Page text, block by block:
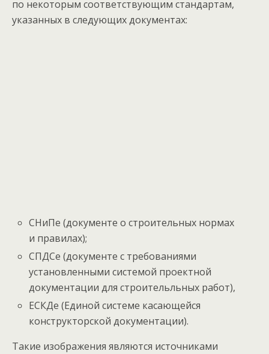
по некоторым соответствующим стандартам,
указанных в следующих документах:
СНиПе (документе о строительных нормах
и правилах);
СПДСе (документе с требованиями
установленными системой проектной
документации для строительльных работ),
ЕСКДе (Единой системе касающейся
конструкторской документации).
Такие изображения являются источниками